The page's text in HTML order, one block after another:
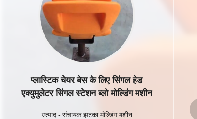
प्लास्टिक चेयर बेस के लिए सिंगल हेड
एक्युमुलेटर सिंगल स्टेशन ब्लो मोल्डिंग मशीन
उत्पाद- संचायक झटका मोल्डिंग मशीन